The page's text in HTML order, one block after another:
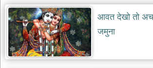
आज
का
भजन
bhajan
of
the
day
आवत देखो तो
जमुना